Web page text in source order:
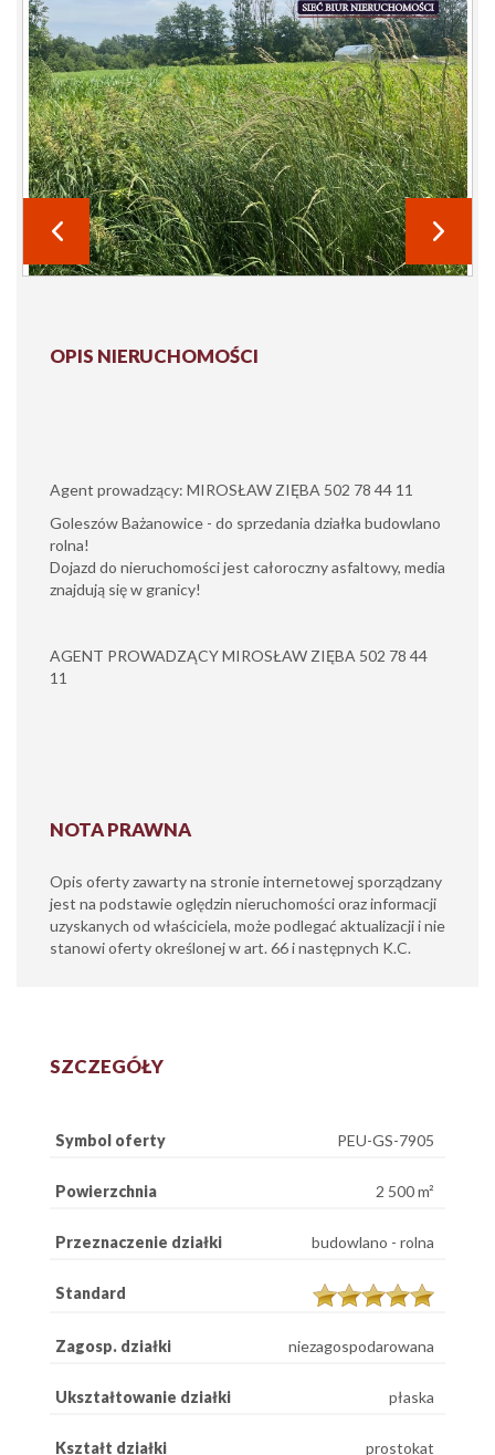
OPIS NIERUCHOMOŚCI
Agent prowadzący: MIROSŁAW ZIĘBA 502 78 44 11
Goleszów Bażanowice - do sprzedania działka budowlano
rolna!
Dojazd do nieruchomości jest całoroczny asfaltowy, media
znajdują się w granicy!
AGENT PROWADZĄCY MIROSŁAW ZIĘBA 502 78 44
11
NOTA PRAWNA
Opis oferty zawarty na stronie internetowej sporządzany
jest na podstawie oględzin nieruchomości oraz informacji
uzyskanych od właściciela, może podlegać aktualizacji i nie
stanowi oferty określonej w art. 66 i następnych K.C.
SZCZEGÓŁY
Symbol oferty PEU-GS-7905
Powierzchnia 2 500 m²
Przeznaczenie działki budowlano - rolna
Standard
Zagosp. działki niezagospodarowana
Ukształtowanie działki płaska
Kształt działki prostokat